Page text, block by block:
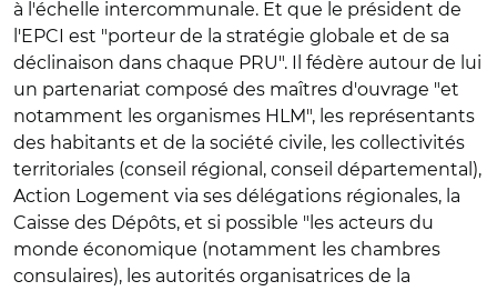
à l'échelle intercommunale. Et que le président de
l'EPCI est "porteur de la stratégie globale et de sa
déclinaison dans chaque PRU". Il fédère autour de lui
un partenariat composé des maîtres d'ouvrage "et
notamment les organismes HLM", les représentants
des habitants et de la société civile, les collectivités
territoriales (conseil régional, conseil départemental),
Action Logement via ses délégations régionales, la
Caisse des Dépôts, et si possible "les acteurs du
monde économique (notamment les chambres
consulaires), les autorités organisatrices de la